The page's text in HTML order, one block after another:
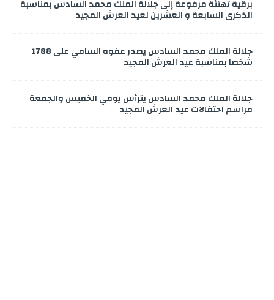
برقية تهنئة مرفوعة إلى جلالة الملك محمد السادس بمناسبة
الذكرى السابعة و العشرين لعيد العرش المجيد
جلالة الملك محمد السادس يصدر عفوه السامي على 1788
شخصا بمناسبة عيد العرش المجيد
جلالة الملك محمد السادس يترأس يومي الخميس والجمعة
مراسم احتفالات عيد العرش المجيد